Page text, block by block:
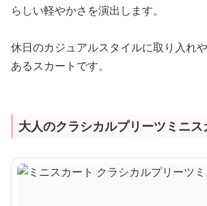
らしい軽やかさを演出します。
休日のカジュアルスタイルに取り入れ
あるスカートです。
大人のクラシカルプリーツミニス